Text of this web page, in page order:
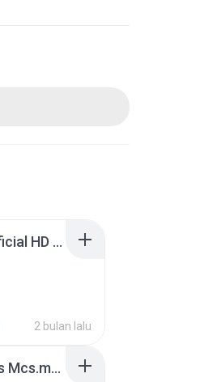
System Of A Down - Toxicity (Official HD Video).m4a
2 bulan lalu
Mano na porta do bar - Racionais Mcs.m4a